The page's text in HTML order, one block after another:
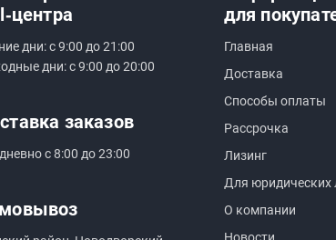
дни: с 9:00 до 21:00
дни: с 9:00 до 20:00
заказов
с 8:00 до 23:00
для
Главная
Доставка
Способы оплаты
Рассрочка
Лизинг
Для юридических
О компании